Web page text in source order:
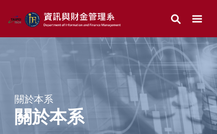
到
要
關於本系
關於本系